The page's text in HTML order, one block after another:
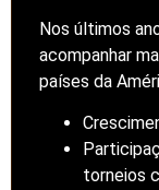
Nos últimos
acompanhar
países da
torneios